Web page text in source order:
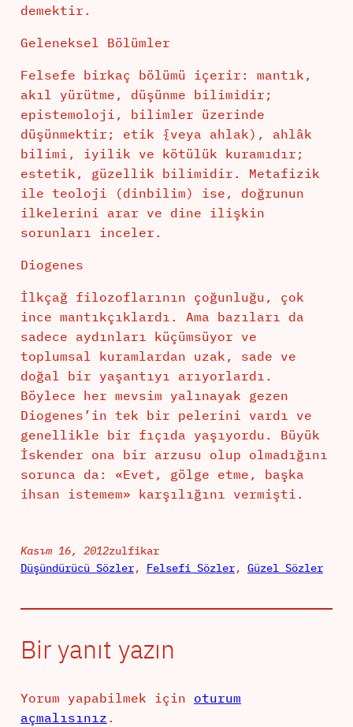
demektir.
Geleneksel Bölümler
Felsefe birkaç bölümü içerir: mantık,
akıl yürütme, düşünme bilimidir;
epistemoloji, bilimler üzerinde
düşünmektir; etik {veya ahlak), ahlâk
bilimi, iyilik ve kötülük kuramıdır;
estetik, güzellik bilimidir. Metafizik
ile teoloji (dinbilim) ise, doğrunun
ilkelerini arar ve dine ilişkin
sorunları inceler.
Diogenes
İlkçağ filozoflarının çoğunluğu, çok
ince mantıkçıklardı. Ama bazıları da
sadece aydınları küçümsüyor ve
toplumsal kuramlardan uzak, sade ve
doğal bir yaşantıyı arıyorlardı.
Böylece her mevsim yalınayak gezen
Diogenes’in tek bir pelerini vardı ve
genellikle bir fıçıda yaşıyordu. Büyük
İskender ona bir arzusu olup olmadığını
sorunca da: «Evet, gölge etme, başka
ihsan istemem» karşılığını vermişti.
Kasım 16, 2012zulfikar
Düşündürücü Sözler, Felsefi Sözler, Güzel Sözler
Bir yanıt yazın
Yorum yapabilmek için oturum
açmalısınız .